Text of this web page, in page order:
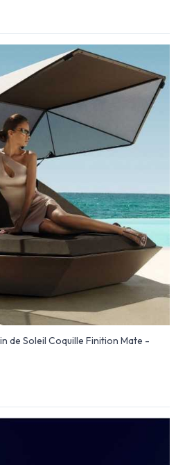
de Soleil Coquille Finition Mate -